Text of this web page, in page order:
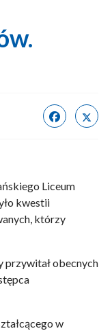
Liceum
kwestii
którzy
przywitał obecnych
w